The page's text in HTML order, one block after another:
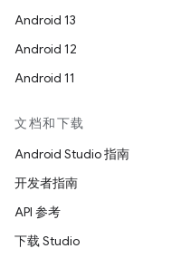
Android 13
Android 12
Android 11
文档和下载
Android Studio 指南
开发者指南
API 参考
下载 Studio